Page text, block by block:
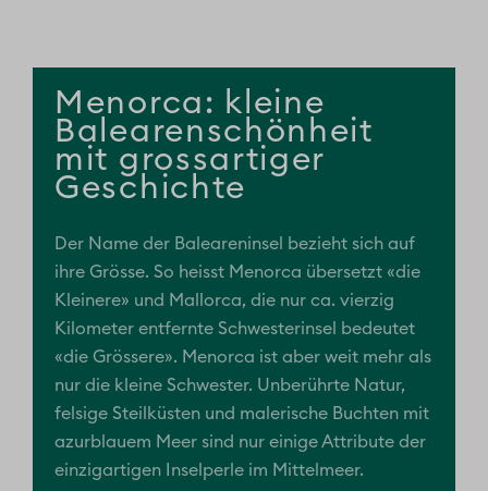
Menorca: kleine
Balearenschönheit
mit grossartiger
Geschichte
Der Name der Baleareninsel bezieht sich auf
ihre Grösse. So heisst Menorca übersetzt «die
Kleinere» und Mallorca, die nur ca. vierzig
Kilometer entfernte Schwesterinsel bedeutet
«die Grössere». Menorca ist aber weit mehr als
nur die kleine Schwester. Unberührte Natur,
felsige Steilküsten und malerische Buchten mit
azurblauem Meer sind nur einige Attribute der
einzigartigen Inselperle im Mittelmeer.